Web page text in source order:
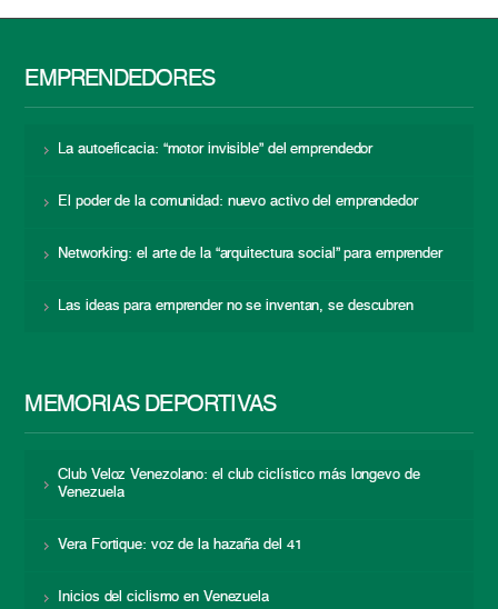
EMPRENDEDORES
La autoeficacia: “motor invisible” del emprendedor
El poder de la comunidad: nuevo activo del emprendedor
Networking: el arte de la “arquitectura social” para emprender
Las ideas para emprender no se inventan, se descubren
MEMORIAS DEPORTIVAS
Club Veloz Venezolano: el club ciclístico más longevo de
Venezuela
Vera Fortique: voz de la hazaña del 41
Inicios del ciclismo en Venezuela